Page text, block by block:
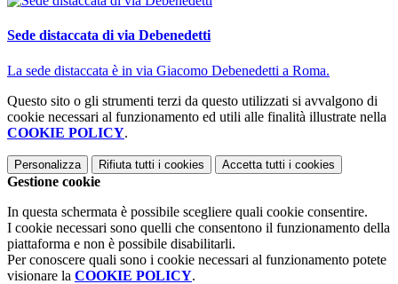
Sede distaccata di via Debenedetti
La sede distaccata è in via Giacomo Debenedetti a Roma.
Questo sito o gli strumenti terzi da questo utilizzati si avvalgono di
cookie necessari al funzionamento ed utili alle finalità illustrate nella
COOKIE POLICY.
Personalizza Rifiuta tutti i cookies Accetta tutti i cookies
Gestione cookie
In questa schermata è possibile scegliere quali cookie consentire.
I cookie necessari sono quelli che consentono il funzionamento della
piattaforma e non è possibile disabilitarli.
Per conoscere quali sono i cookie necessari al funzionamento potete
visionare la COOKIE POLICY.